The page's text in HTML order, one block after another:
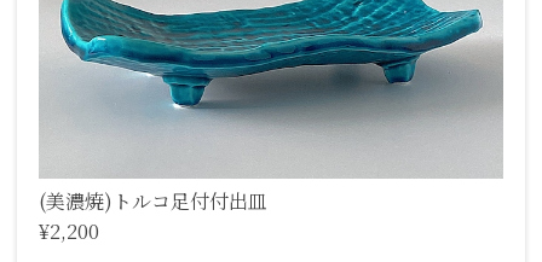
(美濃焼)トルコ足付付出皿
¥2,200